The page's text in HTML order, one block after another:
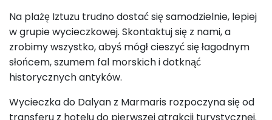
Na plażę Iztuzu trudno dostać się samodzielnie, lepiej
w grupie wycieczkowej. Skontaktuj się z nami, a
zrobimy wszystko, abyś mógł cieszyć się łagodnym
słońcem, szumem fal morskich i dotknąć
historycznych antyków.
Wycieczka do Dalyan z Marmaris rozpoczyna się od